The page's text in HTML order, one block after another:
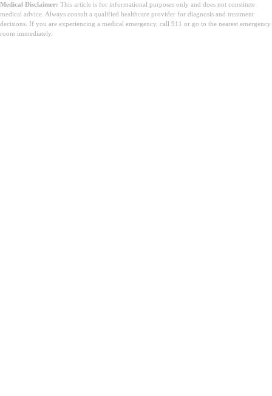
Medical Disclaimer: This article is for informational purposes only and does not constitute
medical advice. Always consult a qualified healthcare provider for diagnosis and treatment
decisions. If you are experiencing a medical emergency, call 911 or go to the nearest emergency
room immediately.